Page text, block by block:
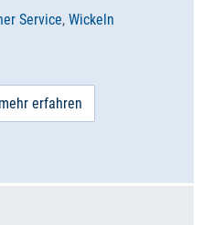
Service, Wickeln
mehr erfahren